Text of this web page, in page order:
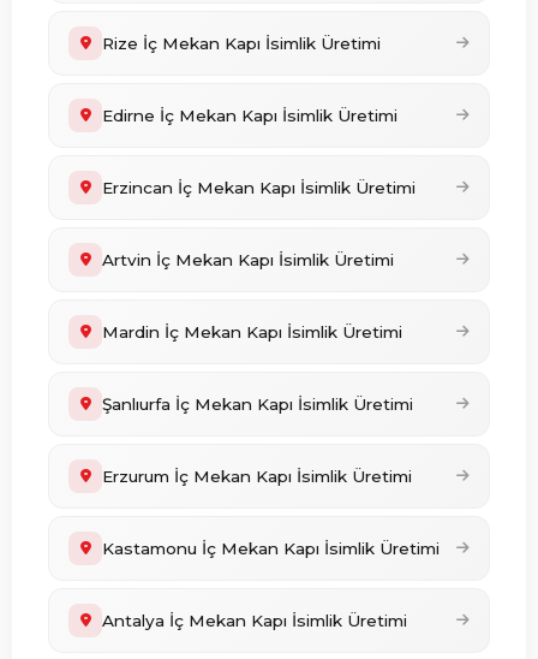
Rize İç Mekan Kapı İsimlik Üretimi
Edirne İç Mekan Kapı İsimlik Üretimi
Erzincan İç Mekan Kapı İsimlik Üretimi
Artvin İç Mekan Kapı İsimlik Üretimi
Mardin İç Mekan Kapı İsimlik Üretimi
Şanlıurfa İç Mekan Kapı İsimlik Üretimi
Erzurum İç Mekan Kapı İsimlik Üretimi
Kastamonu İç Mekan Kapı İsimlik Üretimi
Antalya İç Mekan Kapı İsimlik Üretimi